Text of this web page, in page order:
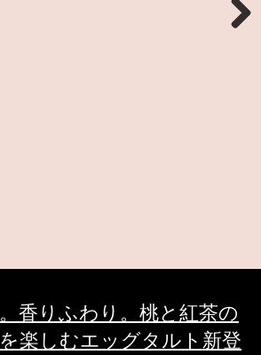
香りふわり。桃と紅茶の
楽しむエッグタルト新登